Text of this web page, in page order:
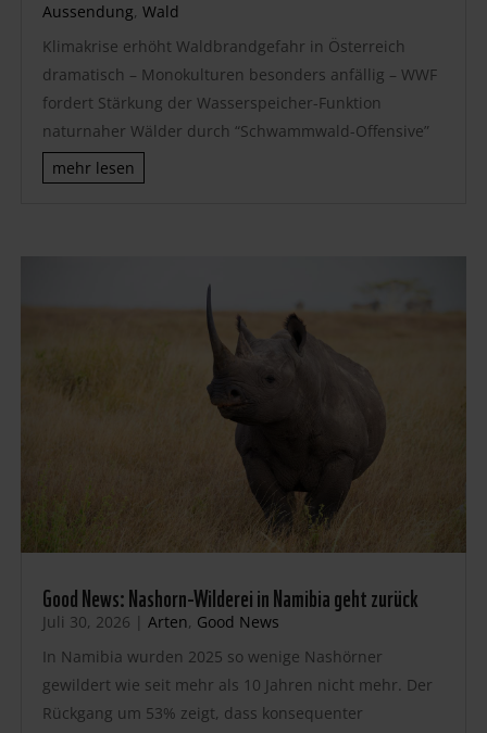
Aussendung, Wald
Klimakrise erhöht Waldbrandgefahr in Österreich
dramatisch – Monokulturen besonders anfällig – WWF
fordert Stärkung der Wasserspeicher-Funktion
naturnaher Wälder durch “Schwammwald-Offensive”
mehr lesen
Good News: Nashorn-Wilderei in Namibia geht zurück
Juli 30, 2026 | Arten, Good News
In Namibia wurden 2025 so wenige Nashörner
gewildert wie seit mehr als 10 Jahren nicht mehr. Der
Rückgang um 53% zeigt, dass konsequenter